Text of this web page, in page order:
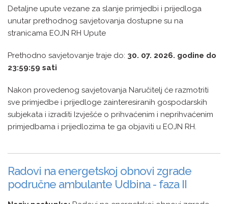
Detaljne upute vezane za slanje primjedbi i prijedloga
unutar prethodnog savjetovanja dostupne su na
stranicama EOJN RH Upute
Prethodno savjetovanje traje do: 30. 07. 2026. godine do
23:59:59 sati
Nakon provedenog savjetovanja Naručitelj će razmotriti
sve primjedbe i prijedloge zainteresiranih gospodarskih
subjekata i izraditi Izvješće o prihvaćenim i neprihvaćenim
primjedbama i prijedlozima te ga objaviti u EOJN RH.
Radovi na energetskoj obnovi zgrade
područne ambulante Udbina - faza II